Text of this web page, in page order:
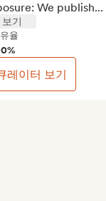
We publish...
보기
율
레이터 보기